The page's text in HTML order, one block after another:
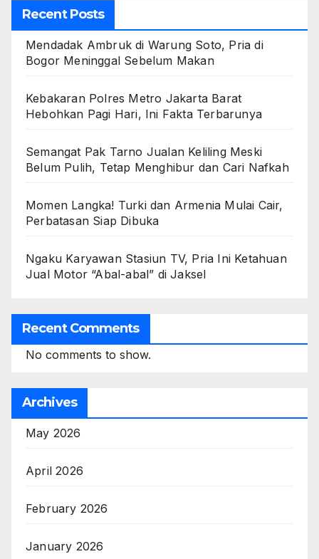
Recent Posts
Mendadak Ambruk di Warung Soto, Pria di
Bogor Meninggal Sebelum Makan
Kebakaran Polres Metro Jakarta Barat
Hebohkan Pagi Hari, Ini Fakta Terbarunya
Semangat Pak Tarno Jualan Keliling Meski
Belum Pulih, Tetap Menghibur dan Cari Nafkah
Momen Langka! Turki dan Armenia Mulai Cair,
Perbatasan Siap Dibuka
Ngaku Karyawan Stasiun TV, Pria Ini Ketahuan
Jual Motor “Abal-abal” di Jaksel
Recent Comments
No comments to show.
Archives
May 2026
April 2026
February 2026
January 2026